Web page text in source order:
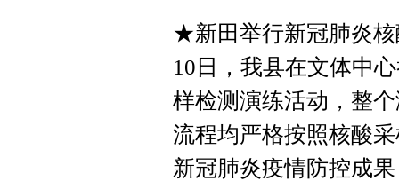
★新田举行新冠肺炎
10日，我县在文体中
样检测演练活动，整
流程均严格按照核酸
新冠肺炎疫情防控成